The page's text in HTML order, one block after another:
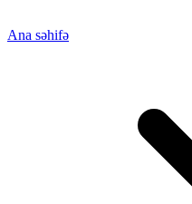
Ana səhifə